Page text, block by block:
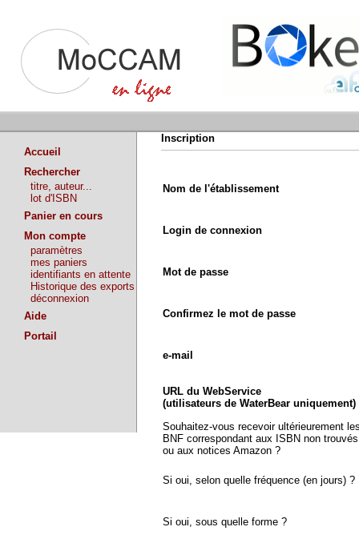
Accueil
Rechercher
titre, auteur...
lot d'ISBN
Panier en cours
Mon compte
paramètres
mes paniers
identifiants en attente
Historique des exports
déconnexion
Aide
Portail
Inscription
Nom de l'établissement
Login de connexion
Mot de passe
Confirmez le mot de passe
e-mail
URL du WebService
(utilisateurs de WaterBear uniquement)
Souhaitez-vous recevoir ultérieurement
BNF correspondant aux ISBN non trouvés
ou aux notices Amazon ?
Si oui, selon quelle fréquence (en jours) ?
Si oui, sous quelle forme ?